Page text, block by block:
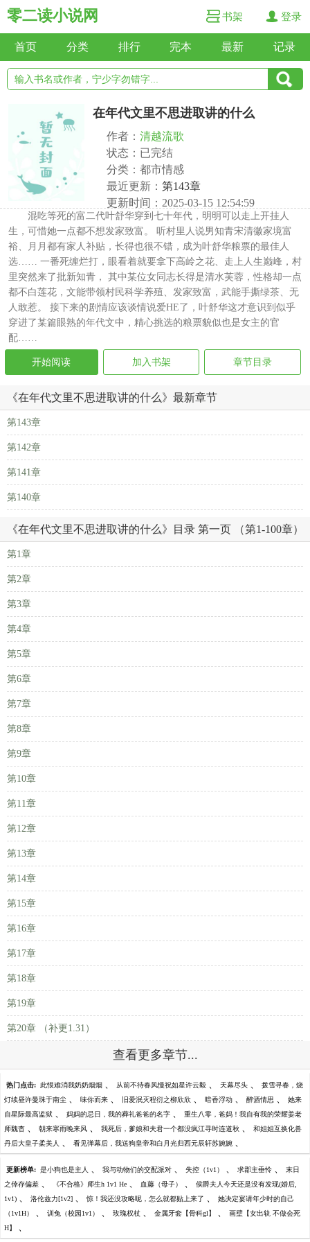
零二读小说网 书架 登录
首页 分类 排行 完本 最新 记录
在年代文里不思进取讲的什么
作者： 清越流歌
状态：已完结
分类：都市情感
最近更新： 第143章
更新时间：2025-03-15 12:54:59
混吃等死的富二代叶舒华穿到七十年代，明明可以走上开挂人
生，可惜她一点都不想发家致富。 听村里人说男知青宋清徽家境富
裕、月月都有家人补贴，长得也很不错，成为叶舒华粮票的最佳人
选…… 一番死缠烂打，眼看着就要拿下高岭之花、走上人生巅峰，村
里突然来了批新知青， 其中某位女同志长得是清水芙蓉，性格却一点
都不白莲花，文能带领村民科学养殖、发家致富，武能手撕绿茶、无
人敢惹。 接下来的剧情应该谈情说爱HE了，叶舒华这才意识到似乎
穿进了某篇眼熟的年代文中，精心挑选的粮票貌似也是女主的官
配……
开始阅读 加入书架 章节目录
《在年代文里不思进取讲的什么》最新章节
第143章
第142章
第141章
第140章
《在年代文里不思进取讲的什么》目录 第一页 （第1-100章）
第1章
第2章
第3章
第4章
第5章
第6章
第7章
第8章
第9章
第10章
第11章
第12章
第13章
第14章
第15章
第16章
第17章
第18章
第19章
第20章 （补更1.31）
查看更多章节...
热门点击: 此恨难消我奶奶烟烟 、 从前不待春风慢祝如星许云毅 、 天幕尽头 、 拨雪寻春，烧
灯续昼许曼珠于南尘 、 味你而来 、 旧爱泯灭程衍之柳欣欣 、 暗香浮动 、 醉酒情思 、 她来
自星际最高监狱 、 妈妈的忌日，我的葬礼爸爸的名字 、 重生八零，爸妈！我自有我的荣耀姜老
师魏杳 、 朝来寒雨晚来风 、 我死后，爹娘和夫君一个都没疯江寻时连道秋 、 和姐姐互换化兽
丹后大皇子柔美人 、 看见弹幕后，我送狗皇帝和白月光归西元辰轩苏婉婉 、
更新榜单: 是小狗也是主人 、 我与动物们的交配派对 、 失控（1v1） 、 求郡主垂怜 、 末日
之倖存偏差 、 《不合格》师生h 1v1 He 、 血藤（母子） 、 侯爵夫人今天还是没有发现(婚后,
1v1) 、 洛伦兹力[1v2] 、 惊！我还没攻略呢，怎么就都贴上来了 、 她决定宴请年少时的自己
（1v1H） 、 训兔（校园1v1） 、 玫瑰权杖 、 金属牙套【骨科gl】 、 画壁【女出轨 不做会死
H】 、